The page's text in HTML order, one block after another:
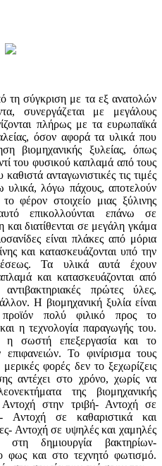
τη σύγκριση με τα εξ ανατολών
συνεργάζεται με μεγάλους
πλήρως με τα ευρωπαϊκά
όσον αφορά τα υλικά που
βιομηχανικής ξυλείας, όπως
του φυσικού καπλαμά από τους
ανταγωνιστικές τις τιμές
λόγω πάχους, αποτελούν
φέρον στοιχείο μιας ξύλινης
επικολλούνται επάνω σε
και διατίθενται σε μεγάλη γκάμα
είναι πλάκες από μόρια
και κατασκευάζονται υπό την
Τα υλικά αυτά έχουν
και κατασκευάζονται από
πρώτες ύλες,
Η βιομηχανική ξυλία είναι
προϊόν πολύ φιλικό προς το
η τεχνολογία παραγωγής του.
η σωστή επεξεργασία και το
Το φινίρισμα τους
φορές δεν το ξεχωρίζεις
αντέχει στο χρόνο, χωρίς να
της βιομηχανικής
στην τριβή- Αντοχή σε
Αντοχή σε καθαριστικά και
Αντοχή σε υψηλές και χαμηλές
στη δημιουργία βακτηρίων-
φως και στο τεχνητό φωτισμό.